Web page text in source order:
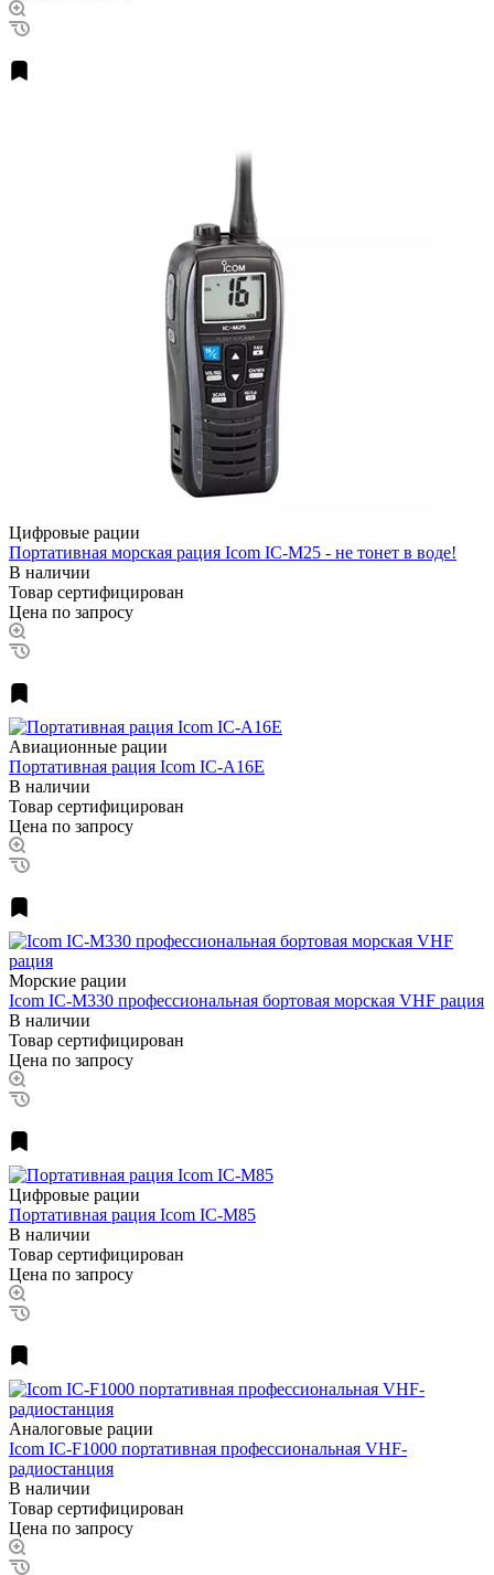
Цифровые рации
Портативная морская рация Icom IC-M25 - не тонет в воде!
В наличии
Товар сертифицирован
Цена по запросу
Авиационные рации
Портативная рация Icom IC-A16E
В наличии
Товар сертифицирован
Цена по запросу
Морские рации
Icom IC-M330 профессиональная бортовая морская VHF рация
В наличии
Товар сертифицирован
Цена по запросу
Цифровые рации
Портативная рация Icom IC-M85
В наличии
Товар сертифицирован
Цена по запросу
Аналоговые рации
Icom IC-F1000 портативная профессиональная VHF-
радиостанция
В наличии
Товар сертифицирован
Цена по запросу